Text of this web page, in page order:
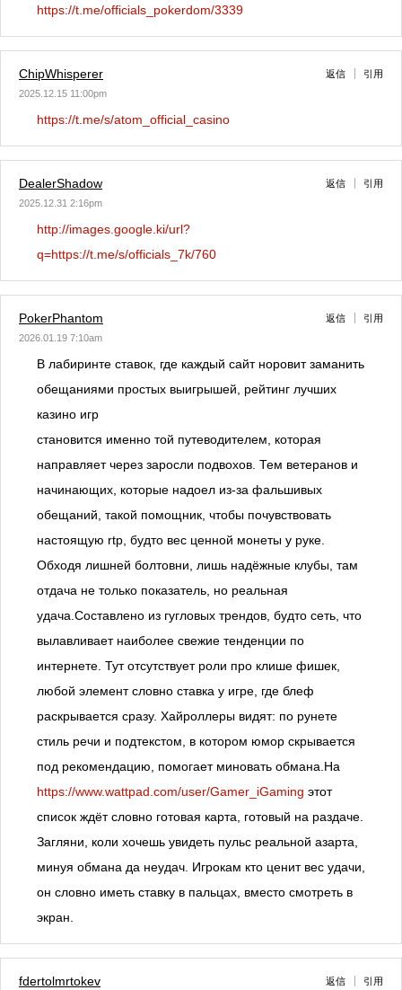
https://t.me/officials_pokerdom/3339
ChipWhisperer
2025.12.15 11:00pm
返信 引用
https://t.me/s/atom_official_casino
DealerShadow
2025.12.31 2:16pm
返信 引用
http://images.google.ki/url?
q=https://t.me/s/officials_7k/760
PokerPhantom
2026.01.19 7:10am
返信 引用
В лабиринте ставок, где каждый сайт норовит заманить
обещаниями простых выигрышей, рейтинг лучших
казино игр
становится именно той путеводителем, которая
направляет через заросли подвохов. Тем ветеранов и
начинающих, которые надоел из-за фальшивых
обещаний, такой помощник, чтобы почувствовать
настоящую rtp, будто вес ценной монеты у руке.
Обходя лишней болтовни, лишь надёжные клубы, там
отдача не только показатель, но реальная
удача.Составлено из гугловых трендов, будто сеть, что
вылавливает наиболее свежие тенденции по
интернете. Тут отсутствует роли про клише фишек,
любой элемент словно ставка у игре, где блеф
раскрывается сразу. Хайроллеры видят: по рунете
стиль речи и подтекстом, в котором юмор скрывается
под рекомендацию, помогает миновать обмана.На
https://www.wattpad.com/user/Gamer_iGaming этот
список ждёт словно готовая карта, готовый на раздаче.
Загляни, коли хочешь увидеть пульс реальной азарта,
минуя обмана да неудач. Игрокам кто ценит вес удачи,
он словно иметь ставку в пальцах, вместо смотреть в
экран.
fdertolmrtokev 返信 引用